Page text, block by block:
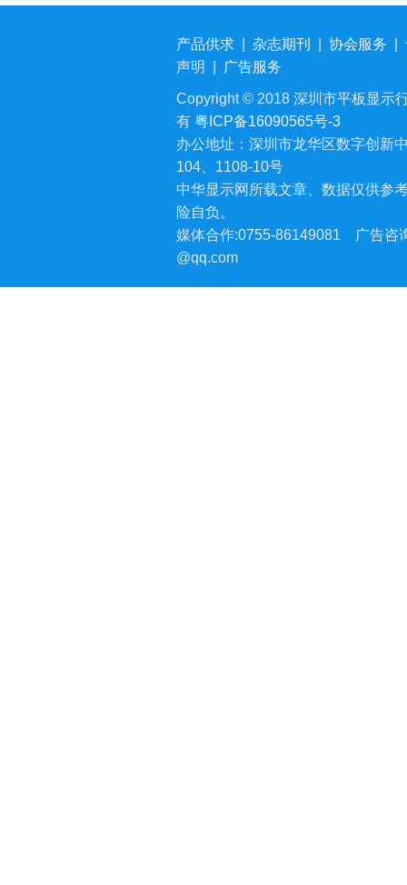
产品供求 杂志期刊 协会服务
声明
广告服务
Copyright © 2018 深圳市平板显示
有 粤ICP备16090565号-3
办公地址：深圳市龙华区数字创新
104、1108-10号
中华显示网所载文章、数据仅供参
险自负。
媒体合作:0755-86149081
广告咨
@qq.com